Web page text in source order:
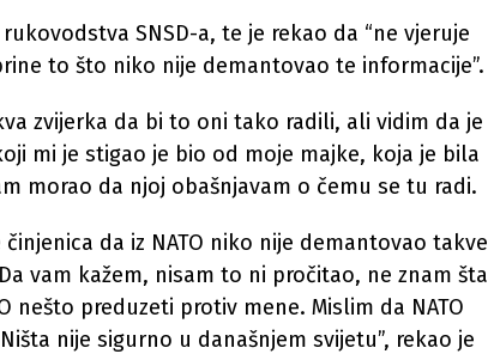
SNSD-a, te je rekao da “ne vjeruje
to što niko nije demantovao te informacije”.
zvijerka da bi to oni tako radili, ali vidim da je
mi je stigao je bio od moje majke, koja je bila
morao da njoj obašnjavam o čemu se tu radi.
da iz NATO niko nije demantovao takve
vam kažem, nisam to ni pročitao, ne znam šta
nešto preduzeti protiv mene. Mislim da NATO
nije sigurno u današnjem svijetu”, rekao je